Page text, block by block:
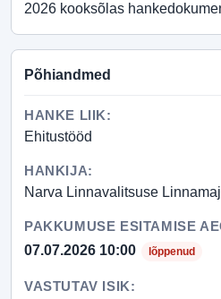
2026 kooksõlas
Põhiandmed
HANKE LIIK:
Ehitustööd
HANKIJA:
Narva Linnavalitsuse
PAKKUMUSE ESITAMISE
07.07.2026 10:00
lõppenud
VASTUTAV ISIK: